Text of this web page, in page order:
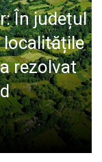
În județul
localitățile
rezolvat